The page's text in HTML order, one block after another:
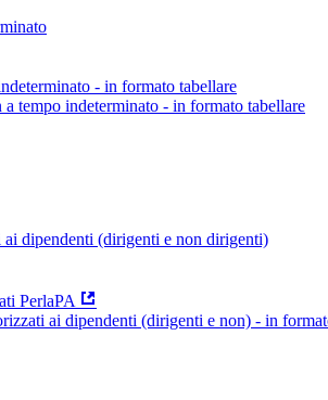
- in formato tabellare
a tempo indeterminato - in formato tabellare
dipendenti (dirigenti e non dirigenti)
PerlaPA
ai dipendenti (dirigenti e non) - in